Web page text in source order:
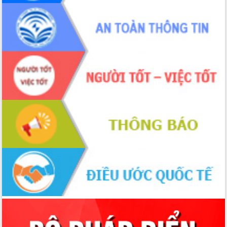
chúc mừng các bệnh viện nhân Ngày
Thầy thuốc Việt Nam
Rộn ràng lễ hội truyền thống Sông
nước Đà Nông lần thứ I năm 2026
Kỳ họp Chuyên đề lần thứ Năm, HĐND
tỉnh Đắk Lắk thông qua các nghị quyết
quan trọng
Thống nhất danh sách giới thiệu ứng
cử đại biểu Quốc hội khoá XVI và đại
biểu HĐND tỉnh Đắk Lắk, nhiệm kỳ
2026-2031
Phát động hai phong trào thi đua quan
trọng trong kỷ nguyên mới
Hội nghị lần thứ tư Ban Chỉ đạo công
tác bầu cử tỉnh Đắk Lắk
Hội nghị Báo cáo viên Trung ương
tháng 01/2026
Phó Thủ tướng Hồ Quốc Dũng đánh giá
cao kết quả Chiến dịch Quang Trung